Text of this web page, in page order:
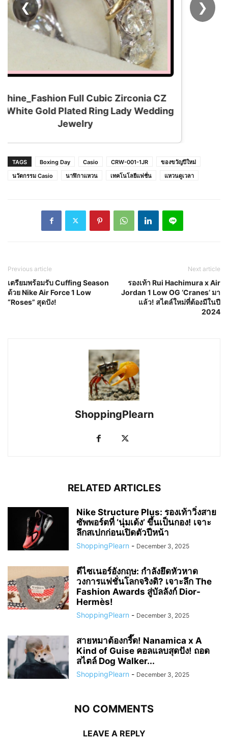
❮ ❯
TAGS Boxing Day Casio CRW-001-1JR
ของขวัญปีใหม่
นวัตกรรม Casio
นาฬิกาแหวน เทคโนโลยีแฟชั่น แหวนดูเวลา
Previous article
เตรียมพร้อมรับ Cuffing Season
ด้วย Nike Air Force 1 Low
“Roses” สุดปัง!
Next article
รองเท้า Rui Hachimura x Air
Jordan 1 Low OG ‘Cranes’ มา
แล้ว! สไตล์ใหม่ที่ต้องมีในปี
2024
ShoppingPlearn
RELATED ARTICLES
Nike Structure Plus: รองเท้าวิ่งสาย
ซัพพอร์ตที่ ‘นุ่มเด้ง’ ขึ้นเป็นกอง! เจาะ
ลึกสเปกก่อนเปิดตัวปีหน้า
ShoppingPlearn - December 3, 2025
ดีไซเนอร์อังกฤษ: กำลังยึดหัวหาด
วงการแฟชั่นโลกจริงดิ? เจาะลึก The
Fashion Awards สู่บัลลังก์ Dior-
Hermès!
ShoppingPlearn - December 3, 2025
สายหมาต้องกรี๊ด! Nanamica x A
Kind of Guise คอลแลบสุดปัง! ถอด
สไตล์ Dog Walker...
ShoppingPlearn - December 3, 2025
NO COMMENTS
LEAVE A REPLY